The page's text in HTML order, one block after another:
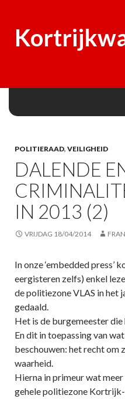
POLITIERAAD, VEILIGHEID
DALENDE
IN 2013 (2)
VRIJDAG 18/04/2014
In onze ‘embedded press’
eergisteren zelfs) enkel
de politiezone VLAS in het
gedaald.
Het is de burgemeester
En dit in toepassing van
beschouwen: het recht om
waarheid.
Hierna in primeur wat
gehele politiezone